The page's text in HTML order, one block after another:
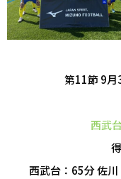
第11節 9月
西武
西武台：65分 佐川